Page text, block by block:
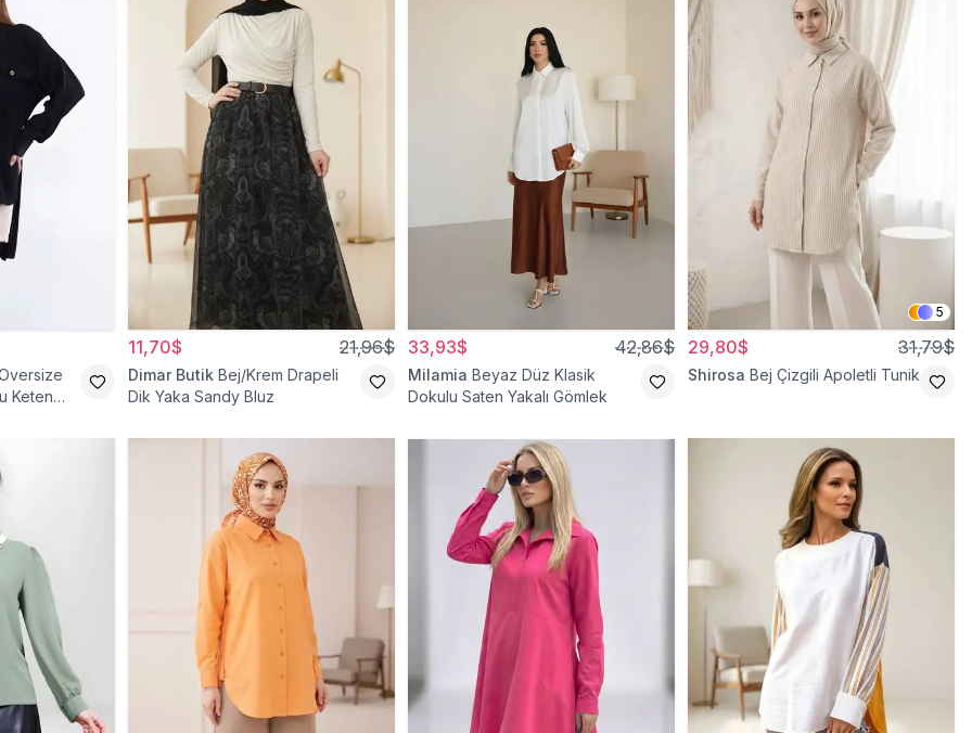
Keten
11,70$ 21,96$
Dimar Butik Bej/Krem Drapeli
Dik Yaka Sandy Bluz
33,93$ 42,86$
Milamia Beyaz Düz Klasik
Dokulu Saten Yakalı Gömlek
5
29,80$ 31,79$
Shirosa Bej Çizgili Apoletli Tunik